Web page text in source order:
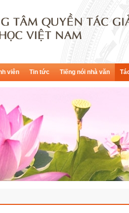
viên Tin tức Tiếng nói nhà văn